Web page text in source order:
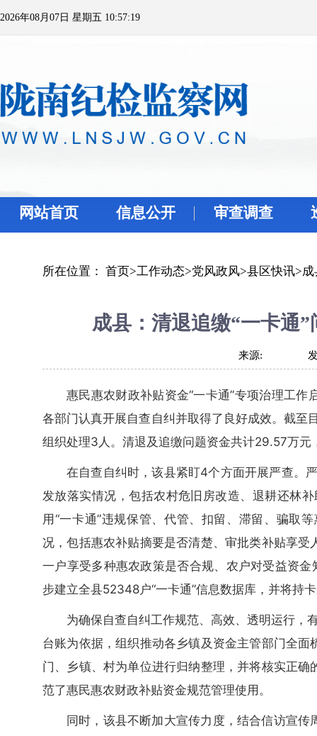
2026年08月07日 星期五 10:57:19
网站首页 信息公开 审查调查
所在位置： 首页>工作动态>党风政风>县区快讯>成
成县：清退追缴“一卡通
来源:
惠民惠农财政补贴资金“一卡通”专项治理工
各部门认真开展自查自纠并取得了良好成效。截至
组织处理3人。清退及追缴问题资金共计29.57万元
在自查自纠时，该县紧盯4个方面开展严查。
发放落实情况，包括农村危旧房改造、退耕还林
用“一卡通”违规保管、代管、扣留、滞留、骗取
况，包括惠农补贴摘要是否清楚、审批类补贴享
一户享受多种惠农政策是否合规、农户对受益资
步建立全县52348户“一卡通”信息数据库，并将持
为确保自查自纠工作规范、高效、透明运行，
台账为依据，组织推动各乡镇及资金主管部门全
门、乡镇、村为单位进行归纳整理，并将核实正
范了惠民惠农财政补贴资金规范管理使用。
同时，该县不断加大宣传力度，结合信访宣